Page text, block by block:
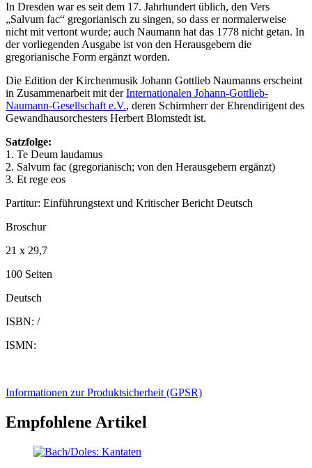
In Dresden war es seit dem 17. Jahrhundert üblich, den Vers
„Salvum fac“ gregorianisch zu singen, so dass er normalerweise
nicht mit vertont wurde; auch Naumann hat das 1778 nicht getan. In
der vorliegenden Ausgabe ist von den Herausgebern die
gregorianische Form ergänzt worden.
Die Edition der Kirchenmusik Johann Gottlieb Naumanns erscheint
in Zusammenarbeit mit derInternationalen Johann-Gottlieb-
Naumann-Gesellschaft e.V., deren Schirmherr der Ehrendirigent des
Gewandhausorchesters Herbert Blomstedt ist.
Satzfolge:
1. Te Deum laudamus
2. Salvum fac (gregorianisch; von den Herausgebern ergänzt)
3. Et rege eos
Partitur: Einführungstext und Kritischer Bericht Deutsch
Broschur
21 x 29,7
100 Seiten
Deutsch
ISBN: /
ISMN:
Informationen zur Produktsicherheit (GPSR)
Empfohlene Artikel